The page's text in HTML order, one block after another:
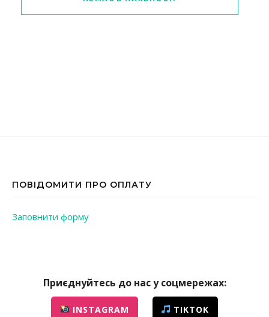
ПОВІДОМИТИ ПРО ОПЛАТУ
Заповнити форму
Приєднуйтесь до нас у соцмережах:
INSTAGRAM TIKTOK